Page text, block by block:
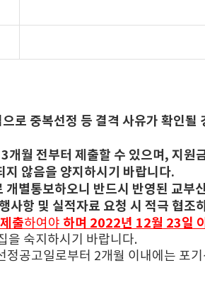
로 중복선정 등 결격 사유가 확인
월 전부터 제출할 수 있으며, 지원
않음을 양지하시기 바랍니다.
별통보하오니 반드시 반영된 교부
항 및 실적자료 요청 시 적극 협조
출하여야 하며 2022년 12월 23일
을 숙지하시기 바랍니다.
공고일로부터 2개월 이내에는 포